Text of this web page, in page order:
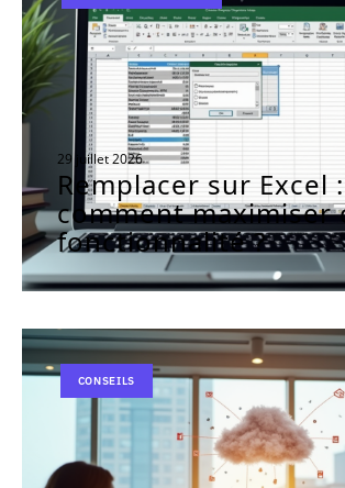
29 juillet 2026
Remplacer sur Excel
comment maximiser
fonctionnalité ?
CONSEILS